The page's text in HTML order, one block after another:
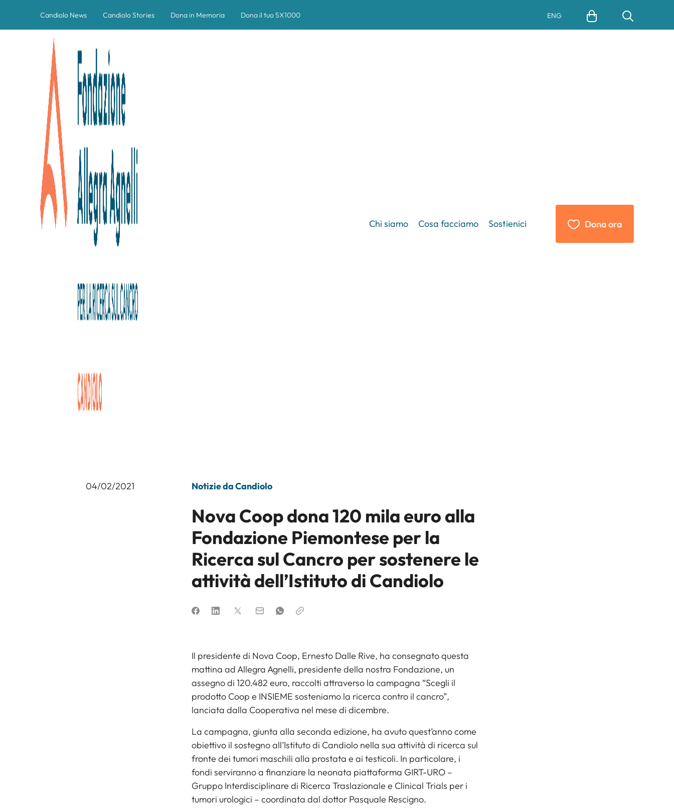
Candiolo News Candiolo Stories Dona in Memoria Dona il tuo 5X1000 ENG
Chi siamo Cosa facciamo Sostienici Dona ora
04/02/2021 Notizie da Candiolo
Nova Coop dona 120 mila euro alla
Fondazione Piemontese per la
Ricerca sul Cancro per sostenere le
attività dell’Istituto di Candiolo
Il presidente di Nova Coop, Ernesto Dalle Rive, ha consegnato questa
mattina ad Allegra Agnelli, presidente della nostra Fondazione, un
assegno di 120.482 euro, raccolti attraverso la campagna “Scegli il
prodotto Coop e INSIEME sosteniamo la ricerca contro il cancro”,
lanciata dalla Cooperativa nel mese di dicembre.
La campagna, giunta alla seconda edizione, ha avuto quest’anno come
obiettivo il sostegno all’Istituto di Candiolo nella sua attività di ricerca sul
fronte dei tumori maschili alla prostata e ai testicoli. In particolare, i
fondi serviranno a finanziare la neonata piattaforma GIRT-URO –
Gruppo Interdisciplinare di Ricerca Traslazionale e Clinical Trials per i
tumori urologici – coordinata dal dottor Pasquale Rescigno.